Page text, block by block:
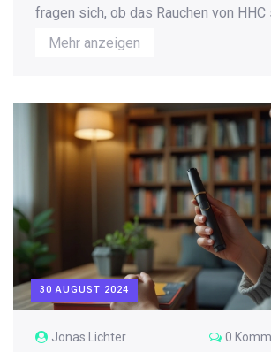
fragen sich, ob das Rauchen von
welche Auswirkungen es auf die
kann. Hier betrachten wir die
Ziel ist es, Aufklärung zu bieten und
Entscheidung zu ermöglichen.
Mehr anzeigen
30 AUGUST 2024
Jonas Lichter 0